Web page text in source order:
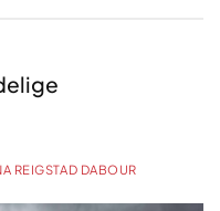
REIGSTAD DABOUR